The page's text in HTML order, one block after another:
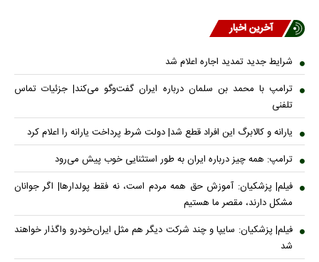
آخرین اخبار
شرایط جدید تمدید اجاره اعلام شد
ترامپ با محمد بن سلمان درباره ایران گفت‌وگو می‌کند| جزئیات تماس
تلفنی
یارانه و کالابرگ این افراد قطع شد| دولت شرط پرداخت یارانه را اعلام کرد
ترامپ: همه چیز درباره ایران به طور استثنایی خوب پیش می‌رود
فیلم| پزشکیان: آموزش حق همه مردم است، نه فقط پولدارها| اگر جوانان
مشکل دارند، مقصر ما هستیم
فیلم| پزشکیان: سایپا و چند شرکت دیگر هم مثل ایران‌خودرو واگذار خواهند
شد